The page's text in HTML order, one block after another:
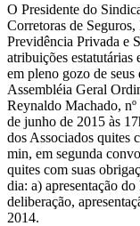
O Presidente do
Corretoras de
Previdência Privada e
atribuições estatutárias
em pleno gozo de
Assembléia Geral
Reynaldo Machado,
de junho de 2015 às
dos Associados quites
min, em segunda
quites com suas
dia: a) apresentação
deliberação,
2014.